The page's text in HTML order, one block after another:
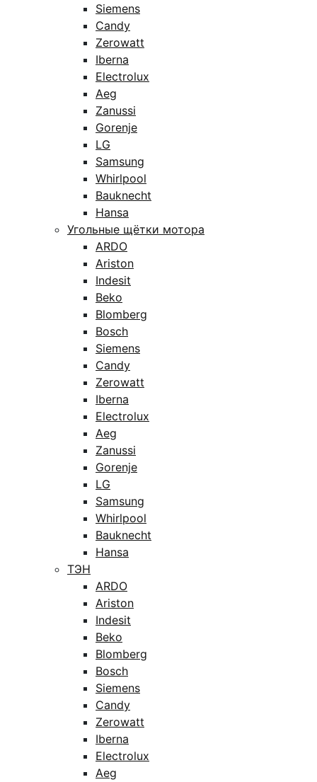
Siemens
Candy
Zerowatt
Iberna
Electrolux
Aeg
Zanussi
Gorenje
LG
Samsung
Whirlpool
Bauknecht
Hansa
Угольные щётки мотора
ARDO
Ariston
Indesit
Beko
Blomberg
Bosch
Siemens
Candy
Zerowatt
Iberna
Electrolux
Aeg
Zanussi
Gorenje
LG
Samsung
Whirlpool
Bauknecht
Hansa
ТЭН
ARDO
Ariston
Indesit
Beko
Blomberg
Bosch
Siemens
Candy
Zerowatt
Iberna
Electrolux
Aeg